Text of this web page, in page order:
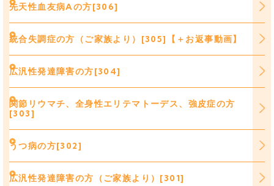
先天性血友病Aの方[306]
統合失調症の方（ご家族より）[305]【＋お返事動画】
広汎性発達障害の方[304]
関節リウマチ、全身性エリテマトーデス、強皮症の方
[303]
うつ病の方[302]
広汎性発達障害の方（ご家族より）[301]